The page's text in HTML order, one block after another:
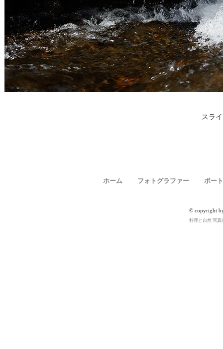
スラ
ホーム フォトグラファー ポー
© copyright
料理と自然 写真